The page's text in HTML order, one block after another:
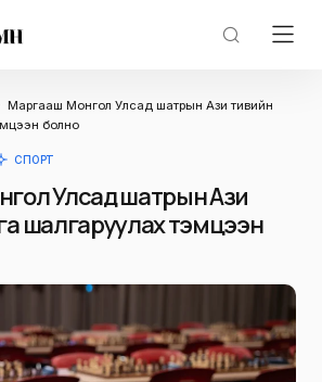
Маргааш Монгол Улсад шатрын Ази тивийн
болно
СПОРТ
Улсад шатрын Ази
шалгаруулах тэмцээн